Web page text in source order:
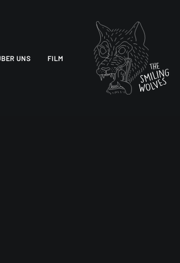
UNS FILM